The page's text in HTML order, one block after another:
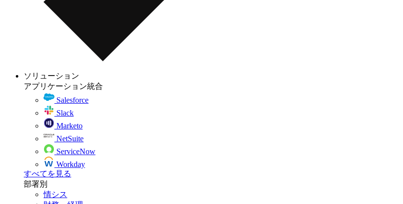
ソリューション
アプリケーション統合
Salesforce
Slack
Marketo
NetSuite
ServiceNow
Workday
すべてを見る
部署別
情シス